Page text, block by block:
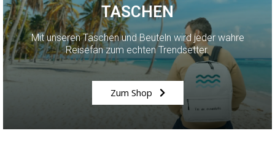
TASCHEN
Mit unseren Taschen und Beuteln wird jeder wahre
Reisefan zum echten Trendsetter.
Zum Shop